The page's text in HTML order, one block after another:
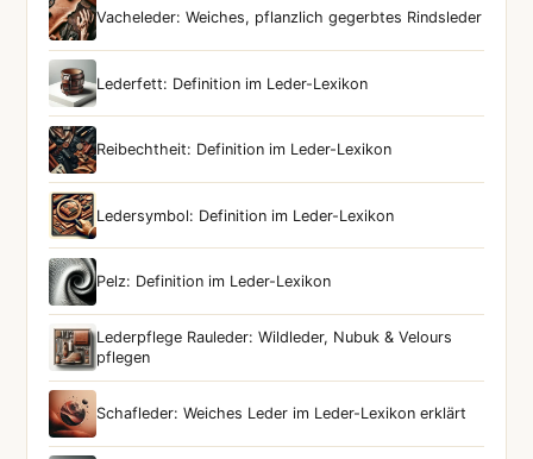
Vacheleder: Weiches, pflanzlich gegerbtes Rindsleder
Lederfett: Definition im Leder-Lexikon
Reibechtheit: Definition im Leder-Lexikon
Ledersymbol: Definition im Leder-Lexikon
Pelz: Definition im Leder-Lexikon
Lederpflege Rauleder: Wildleder, Nubuk & Velours
pflegen
Schafleder: Weiches Leder im Leder-Lexikon erklärt